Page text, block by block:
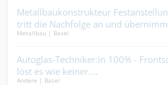
Metallbaukonstrukteur
tritt die Nachfolge an und
ersten Akt....
Metallbau | Basel
Autoglas-Techniker:in 100% -
löst es wie keiner....
Andere | Basel